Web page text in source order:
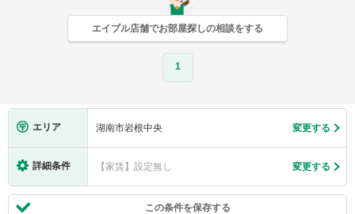
エイブル店舗でお部屋探しの相談をする
1
エリア 湖南市岩根中央 変更する
詳細条件 【家賃】設定無し 変更する
この条件を保存する